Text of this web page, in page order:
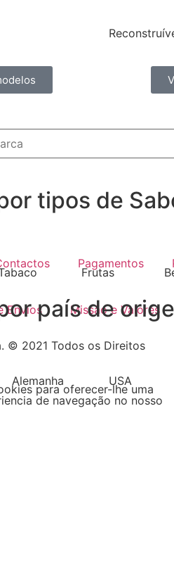
tipos de
Frutas
país de
Alemanha USA
Pagamentos
Envíos Missão e Valores
© 2021 Todos os Direitos
para oferecer-lhe uma
de navegação no nosso